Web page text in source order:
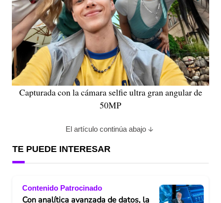
Capturada con la cámara selfie ultra gran angular de
50MP
El artículo continúa abajo
TE PUEDE INTERESAR
Contenido Patrocinado
Con analítica avanzada de datos, la